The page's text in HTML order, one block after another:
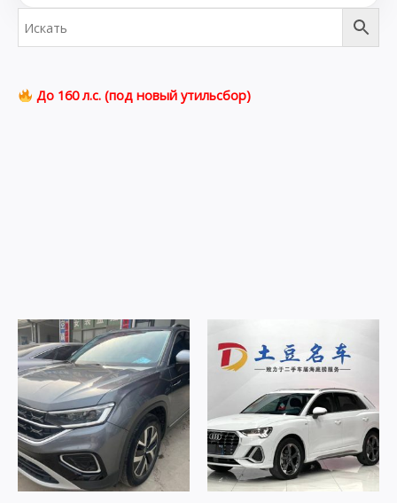
До 160 л.с. (под новый утильсбор)